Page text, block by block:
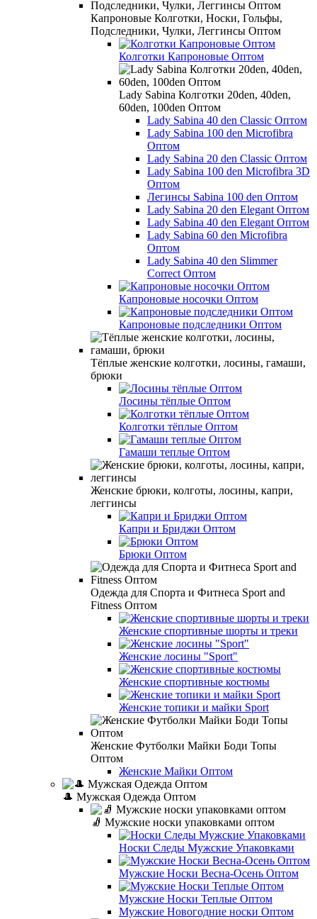
Капроновые Колготки, Носки, Гольфы,
Подследники, Чулки, Леггинсы Оптом
Колготки Капроновые Оптом
Lady Sabina Колготки 20den, 40den,
60den, 100den Оптом
Lady Sabina 40 den Classic Оптом
Lady Sabina 100 den Microfibra
Оптом
Lady Sabina 20 den Classic Оптом
Lady Sabina 100 den Microfibra 3D
Оптом
Легинсы Sabina 100 den Оптом
Lady Sabina 20 den Elegant Оптом
Lady Sabina 40 den Elegant Оптом
Lady Sabina 60 den Microfibra
Оптом
Lady Sabina 40 den Slimmer
Correct Оптом
Капроновые носочки Оптом
Капроновые подследники Оптом
Тёплые женские колготки, лосины, гамаши,
брюки
Лосины тёплые Оптом
Колготки тёплые Оптом
Гамаши теплые Оптом
Женские брюки, колготы, лосины, капри,
леггинсы
Капри и Бриджи Оптом
Брюки Оптом
Одежда для Спорта и Фитнеса Sport and
Fitness Оптом
Женские спортивные шорты и треки
Женские лосины "Sport"
Женские спортивные костюмы
Женские топики и майки Sport
Женские Футболки Майки Боди Топы
Оптом
Женские Майки Оптом
🎩 Мужская Одежда Оптом
🧦 Мужские носки упаковками оптом
Носки Следы Мужские Упаковками
Мужские Носки Весна-Осень Оптом
Мужские Носки Теплые Оптом
Мужские Новогодние носки Оптом